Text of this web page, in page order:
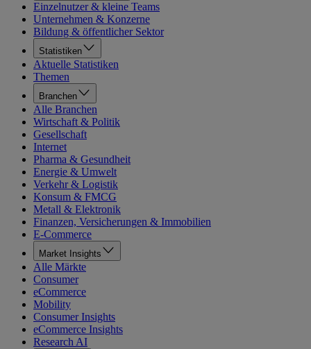
Einzelnutzer & kleine Teams
Unternehmen & Konzerne
Bildung & öffentlicher Sektor
Statistiken
Aktuelle Statistiken
Themen
Branchen
Alle Branchen
Wirtschaft & Politik
Gesellschaft
Internet
Pharma & Gesundheit
Energie & Umwelt
Verkehr & Logistik
Konsum & FMCG
Metall & Elektronik
Finanzen, Versicherungen & Immobilien
E-Commerce
Market Insights
Alle Märkte
Consumer
eCommerce
Mobility
Consumer Insights
eCommerce Insights
Research AI